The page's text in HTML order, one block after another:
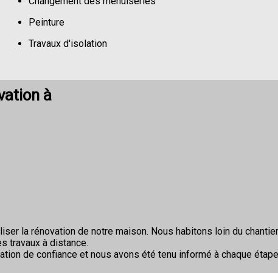
Peinture
Travaux d'isolation
à
la rénovation de notre maison. Nous habitons loin du
travaux à distance.
de confiance et nous avons été tenu informé à chaque